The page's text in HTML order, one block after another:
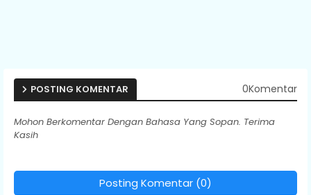
POSTING KOMENTAR 0Komentar
Mohon Berkomentar Dengan Bahasa Yang Sopan. Terima
Kasih
Posting Komentar (0)